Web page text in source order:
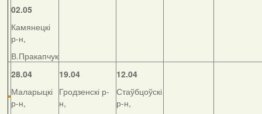
02.05
Камянецкі
р-н,
В.Пракапчук
28.04
Маларыцкі
р-н,
19.04
Гродзенскі р-
н,
12.04
Стаўбцоўскі
р-н,